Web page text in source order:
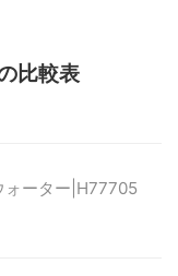
比較表
ォーター|H77705